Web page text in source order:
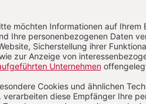
dass sich vor allem die
wir bald Bürgerkriege
Europa kommen werden.
diese These, weil der
die Demokratie breit